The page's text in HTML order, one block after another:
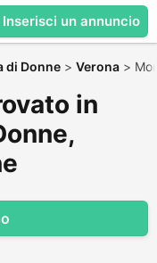
Inserisci un annuncio
di Donne > Verona >
in